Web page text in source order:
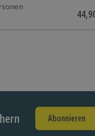
Abonnieren